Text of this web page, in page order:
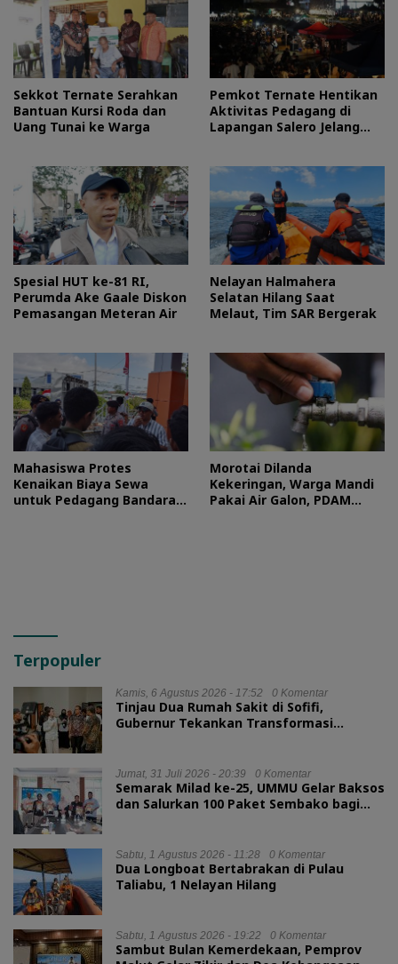
Sekkot Ternate Serahkan
Bantuan Kursi Roda dan
Uang Tunai ke Warga
Pemkot Ternate Hentikan
Aktivitas Pedagang di
Lapangan Salero Jelang
Spesial HUT ke-81 RI,
Perumda Ake Gaale Diskon
Pemasangan Meteran Air
Nelayan Halmahera
Selatan Hilang Saat
Melaut, Tim SAR Bergerak
Mahasiswa Protes
Kenaikan Biaya Sewa
untuk Pedagang Bandara
Morotai Dilanda
Kekeringan, Warga Mandi
Pakai Air Galon, PDAM
Terpopuler
Kamis, 6 Agustus 2026 - 17:52 0 Komentar
Tinjau Dua Rumah Sakit di Sofifi,
Gubernur Tekankan Transformasi
Jumat, 31 Juli 2026 - 20:39 0 Komentar
Semarak Milad ke-25, UMMU Gelar Baksos
dan Salurkan 100 Paket Sembako bagi
Sabtu, 1 Agustus 2026 - 11:28 0 Komentar
Dua Longboat Bertabrakan di Pulau
Taliabu, 1 Nelayan Hilang
Sabtu, 1 Agustus 2026 - 19:22 0 Komentar
Sambut Bulan Kemerdekaan, Pemprov